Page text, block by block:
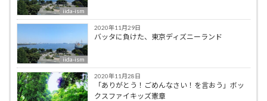
iida-ism
iida-ism
2020年11月29日
バッタに負けた、東京ディズニーランド
2020年11月28日
「ありがとう！ごめんなさい！を言おう」ボッ
クスファイキッズ憲章